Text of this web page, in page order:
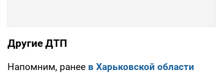
Другие ДТП
Напомним, ранее в Харьковской области